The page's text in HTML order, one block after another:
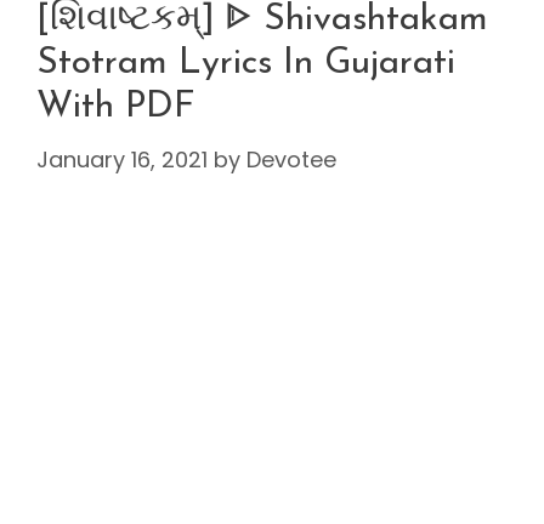
[શિવાષ્ટકમ્] ᐈ Shivashtakam
Stotram Lyrics In Gujarati
With PDF
January 16, 2021 by Devotee